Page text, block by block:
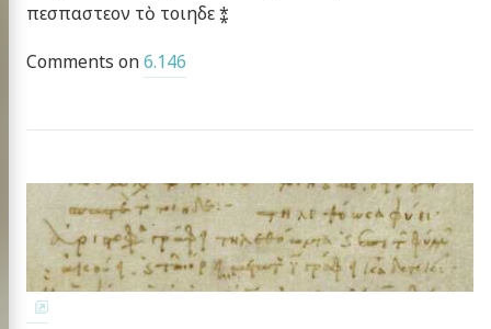
πεσπαστεον τὸ τοιηδε ⁑
Comments on6.146